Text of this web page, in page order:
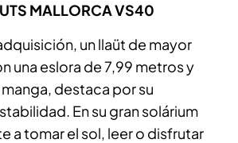
MALLORCA VS40
un llaüt de mayor
una eslora de 7,99 metros y
destaca por su
En su gran solárium
a tomar el sol, leer o disfrutar